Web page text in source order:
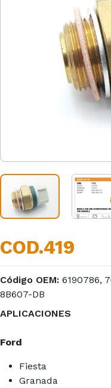
COD.419
Código OEM: 6190786,
8B607-DB
APLICACIONES
Ford
Fiesta
Granada